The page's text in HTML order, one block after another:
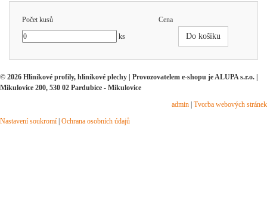
Počet kusů
Cena
ks
Do košíku
© 2026 Hliníkové profily, hliníkové plechy | Provozovatelem e-shopu je ALUPA s.r.o. |
Mikulovice 200, 530 02 Pardubice - Mikulovice
admin Tvorba webových stránek
Nastavení soukromí Ochrana osobních údajů